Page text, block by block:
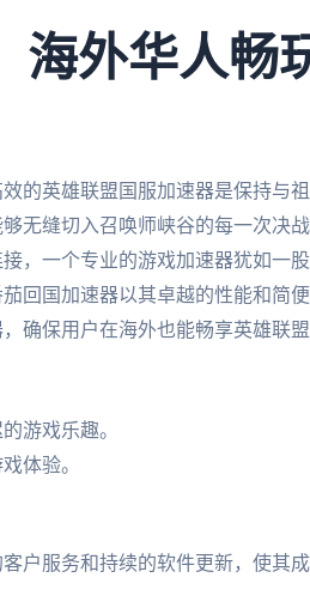
海外华人畅
的英雄联盟国服加速器是保持与
无缝切入召唤师峡谷的每一次决
，一个专业的游戏加速器犹如一
回国加速器以其卓越的性能和简
确保用户在海外也能畅享英雄联
游戏乐趣。
体验。
户服务和持续的软件更新，使其